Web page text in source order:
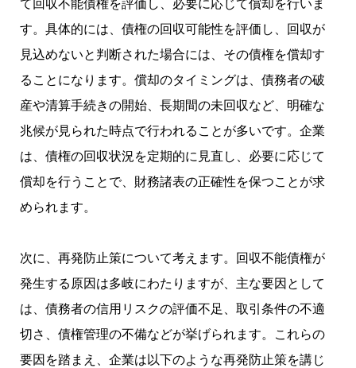
て回収不能債権を評価し、必要に応じて償却を行いま
す。具体的には、債権の回収可能性を評価し、回収が
見込めないと判断された場合には、その債権を償却す
ることになります。償却のタイミングは、債務者の破
産や清算手続きの開始、長期間の未回収など、明確な
兆候が見られた時点で行われることが多いです。企業
は、債権の回収状況を定期的に見直し、必要に応じて
償却を行うことで、財務諸表の正確性を保つことが求
められます。
次に、再発防止策について考えます。回収不能債権が
発生する原因は多岐にわたりますが、主な要因として
は、債務者の信用リスクの評価不足、取引条件の不適
切さ、債権管理の不備などが挙げられます。これらの
要因を踏まえ、企業は以下のような再発防止策を講じ